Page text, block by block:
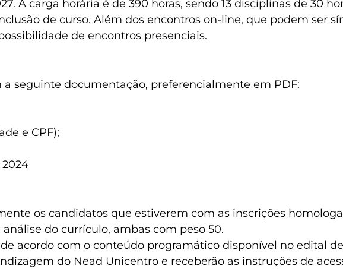
A carga horária é de 390 horas, sendo 13 disciplinas de 30
de curso. Além dos encontros on-line, que podem ser
de encontros presenciais.
seguinte documentação, preferencialmente em PDF:
e CPF);
os candidatos que estiverem com as inscrições
do currículo, ambas com peso 50.
acordo com o conteúdo programático disponível no edital
do Nead Unicentro e receberão as instruções de